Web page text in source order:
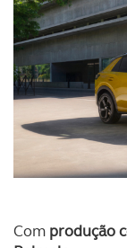
Com produção